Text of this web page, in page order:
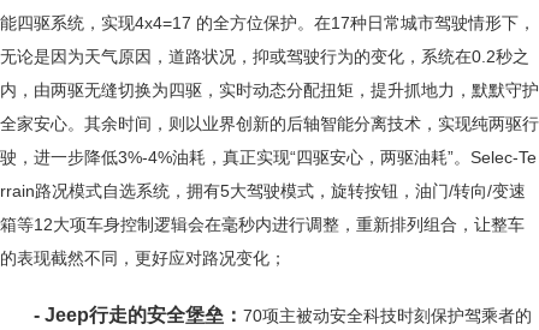
能四驱系统，实现4x4=17 的全方位保护。在17种日常城市驾驶情形下，
无论是因为天气原因，道路状况，抑或驾驶行为的变化，系统在0.2秒之
内，由两驱无缝切换为四驱，实时动态分配扭矩，提升抓地力，默默守护
全家安心。其余时间，则以业界创新的后轴智能分离技术，实现纯两驱行
驶，进一步降低3%-4%油耗，真正实现“四驱安心，两驱油耗”。Selec-Te
rrain路况模式自选系统，拥有5大驾驶模式，旋转按钮，油门/转向/变速
箱等12大项车身控制逻辑会在毫秒内进行调整，重新排列组合，让整车
的表现截然不同，更好应对路况变化；
- Jeep行走的安全堡垒： 70项主被动安全科技时刻保护驾乘者的